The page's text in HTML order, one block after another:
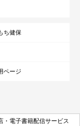
ち健保
ページ
・電子書籍配信サービス